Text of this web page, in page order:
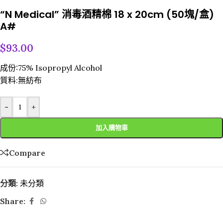
“N Medical” 消毒酒精棉 18 x 20cm (50塊/盒)
A#
$93.00
成份:75% Isopropyl Alcohol
質料:無紡布
- +
加入購物車
Compare
分類: 未分類
Share: